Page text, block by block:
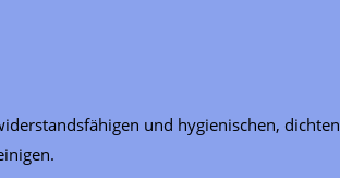
und hygienischen,